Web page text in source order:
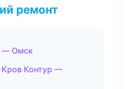
ремонт
— Омск
Контур —